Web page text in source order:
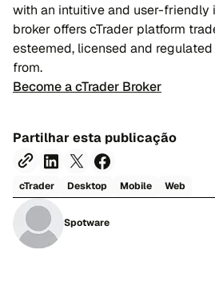
with an intuitive and user-friendly
broker offers cTrader platform
esteemed, licensed and
from.
Become a cTrader Broker
Partilhar esta publicação
cTrader Desktop Mobile Web
Spotware